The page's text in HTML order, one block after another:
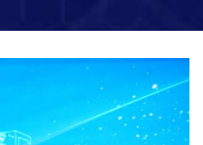
& DE
-
DE